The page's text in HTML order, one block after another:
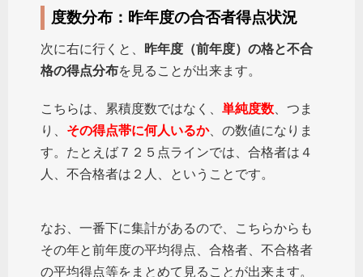
度数分布：昨年度の合否者得点状況
次に右に行くと、
昨年度（前年度）の格と不合
格の得点分布を見ることが出来ます。
こちらは、累積度数ではなく、 単純度数 、つま
り、 その得点帯に何人いるか、の数値になりま
す。たとえば７２５点ラインでは、合格者は４
人、不合格者は２人、ということです。
なお、一番下に集計があるので、こちらからも
その年と前年度の平均得点、合格者、不合格者
の平均得点等をまとめて見ることが出来ます。